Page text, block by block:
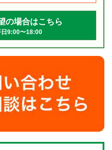
の場合はこちら
9:00〜18:00